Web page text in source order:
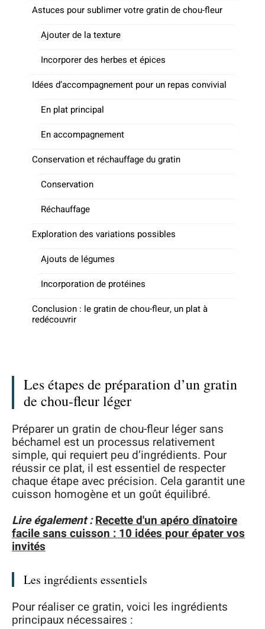
Astuces pour sublimer votre gratin de chou-fleur
Ajouter de la texture
Incorporer des herbes et épices
Idées d’accompagnement pour un repas convivial
En plat principal
En accompagnement
Conservation et réchauffage du gratin
Conservation
Réchauffage
Exploration des variations possibles
Ajouts de légumes
Incorporation de protéines
Conclusion : le gratin de chou-fleur, un plat à
redécouvrir
Les étapes de préparation d’un gratin
de chou-fleur léger
Préparer un gratin de chou-fleur léger sans
béchamel est un processus relativement
simple, qui requiert peu d’ingrédients. Pour
réussir ce plat, il est essentiel de respecter
chaque étape avec précision. Cela garantit une
cuisson homogène et un goût équilibré.
Lire également :Recette d'un apéro dînatoire
facile sans cuisson : 10 idées pour épater vos
invités
Les ingrédients essentiels
Pour réaliser ce gratin, voici les ingrédients
principaux nécessaires :